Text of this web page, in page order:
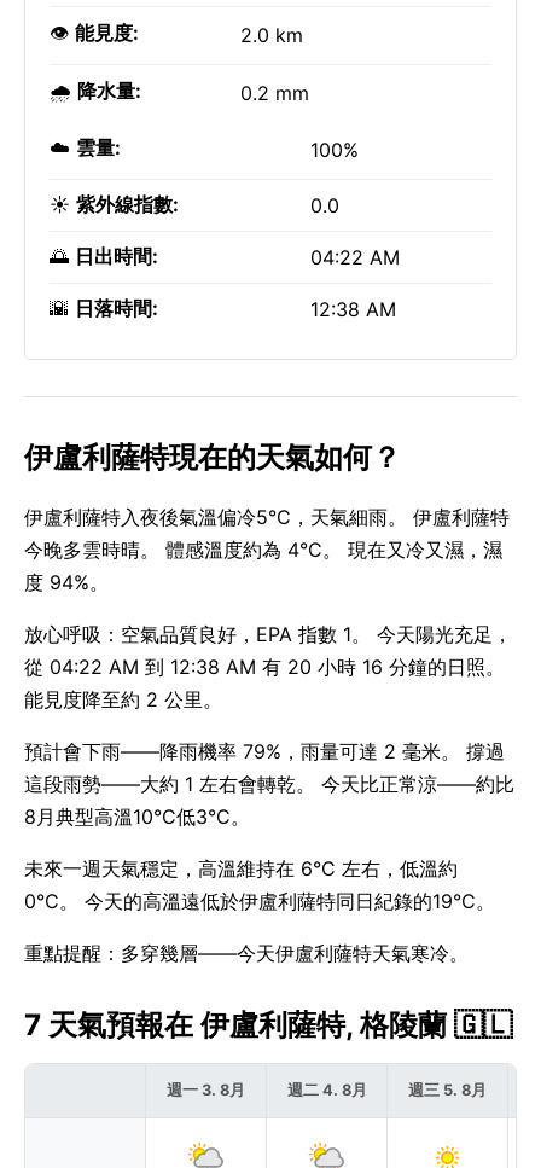
👁️ 能見度: 2.0 km
🌧️ 降水量: 0.2 mm
☁️ 雲量: 100%
☀️ 紫外線指數: 0.0
🌅 日出時間: 04:22 AM
🌇 日落時間: 12:38 AM
伊盧利薩特現在的天氣如何？
伊盧利薩特入夜後氣溫偏冷5°C，天氣細雨。 伊盧利薩特
今晚多雲時晴。 體感溫度約為 4°C。 現在又冷又濕，濕
度 94%。
放心呼吸：空氣品質良好，EPA 指數 1。 今天陽光充足，
從 04:22 AM 到 12:38 AM 有 20 小時 16 分鐘的日照。
能見度降至約 2 公里。
預計會下雨——降雨機率 79%，雨量可達 2 毫米。 撐過
這段雨勢——大約 1 左右會轉乾。 今天比正常涼——約比
8月典型高溫10°C低3°C。
未來一週天氣穩定，高溫維持在 6°C 左右，低溫約
0°C。 今天的高溫遠低於伊盧利薩特同日紀錄的19°C。
重點提醒：多穿幾層——今天伊盧利薩特天氣寒冷。
7 天氣預報在 伊盧利薩特, 格陵蘭 🇬🇱
週一 3. 8月 週二 4. 8月 週三 5. 8月